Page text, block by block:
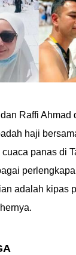
Raffi Ahmad
haji
panas di
adalah kipas